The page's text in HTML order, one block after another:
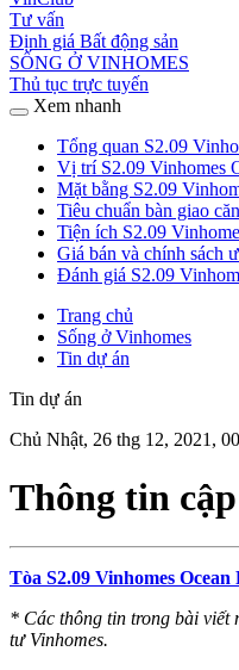
Tư vấn
Định giá Bất động sản
SỐNG Ở VINHOMES
Thủ tục trực tuyến
Xem nhanh
Tổng quan S2.09
Vị trí S2.09 Vinhomes
Mặt bằng S2.09
Tiêu chuẩn bàn giao
Tiện ích S2.09
Giá bán và chính sách
Đánh giá S2.09
Trang chủ
Sống ở Vinhomes
Tin dự án
Tin dự án
Chủ Nhật, 26 thg 12, 2021,
Thông tin
Tòa S2.09 Vinhomes Ocean
* Các thông tin trong bài viết
tư Vinhomes.